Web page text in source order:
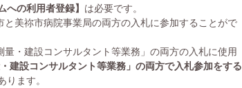
への利用者登録】 は必要です。
美祢市病院事業局の両方の入札に参加することがで
・建設コンサルタント等業務」の両方の入札に使用
建設コンサルタント等業務」の両方で入札参加をする
ります。